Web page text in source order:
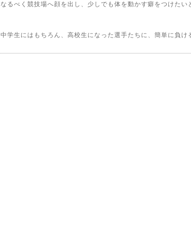
なるべく競技場へ顔を出し、少しでも体を動かす癖をつけたい
中学生にはもちろん、高校生になった選手たちに、簡単に負け